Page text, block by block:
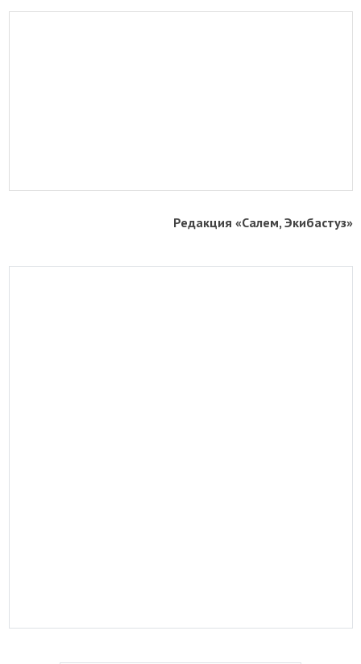
Редакция «Салем, Экибастуз»